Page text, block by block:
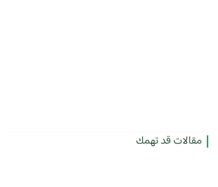
مقالات قد تهمك